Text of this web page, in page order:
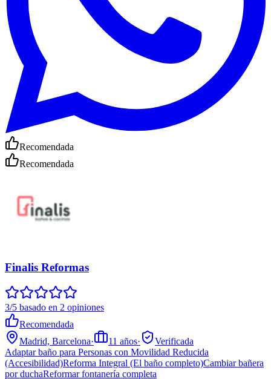
Recomendada
Recomendada
Finalis Reformas
3/5 basado en 2 opiniones
Recomendada
Madrid, Barcelona· 11 años·
Verificada
Adaptar baño para Personas con Movilidad Reducida
(Accesibilidad)Reforma Integral (El baño completo)Cambiar bañera
por duchaReformar fontanería completa